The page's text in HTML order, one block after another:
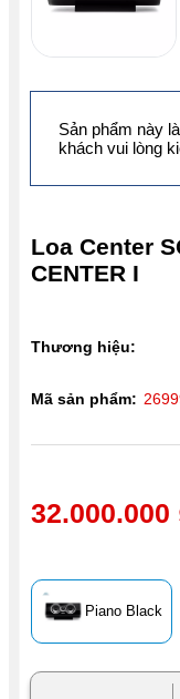
Loa Center
CENTER I
Piano Black
32.000.000
Thương hiệu:
Mã sản phẩm:
Sản phẩm này
khách vui lòng